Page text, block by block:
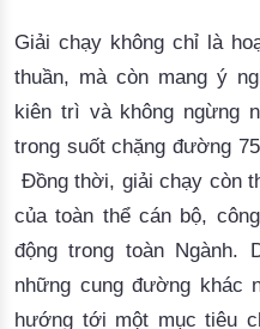
Giải chạy không chỉ là
thuần, mà còn mang ý
kiên trì và không ngừng
trong suốt chặng đường
Đồng thời, giải chạy còn
của toàn thể cán bộ,
động trong toàn Ngành.
những cung đường khác
hướng tới một mục tiêu